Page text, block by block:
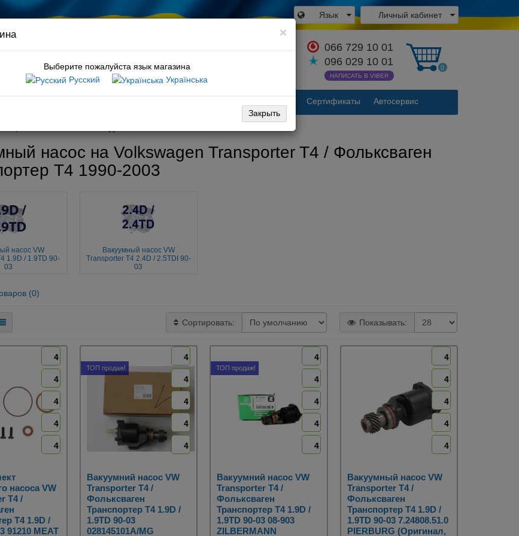
Личный кабинет
Язык
Связаться с
066 729 10 01
096 029 10 01
НАПИСАТЬ В VIBER
0
Сертификаты Автосервис
×
Выберите пожалуйста язык магазина
Русский
Українська
Закрыть
насос на Volkswagen Transporter T4 / Фольксваген
Т4 1990-2003
насос VW
1.9D / 1.9TD 90-
03
Вакуумный насос VW
Transporter T4 2.4D / 2.5TDI 90-
03
(0)
Сортировать: Показывать:
4
4
4
4
4
насоса VW
T4 /
Т4 1.9D /
91210 MEAT
ТОП продаж!
4
4
4
4
4
Вакуумний насос VW
Transporter T4 /
Фольксваген
Транспортер Т4 1.9D /
1.9TD 90-03
028145101A/MG
ТОП продаж!
4
4
4
4
4
Вакуумний насос VW
Transporter T4 /
Фольксваген
Транспортер Т4 1.9D /
1.9TD 90-03 08-903
ZILBERMANN
4
4
4
4
4
Вакуумный насос VW
Transporter T4 /
Фольксваген
Транспортер Т4 1.9D /
1.9TD 90-03 7.24808.51.0
PIERBURG (Оригинал,